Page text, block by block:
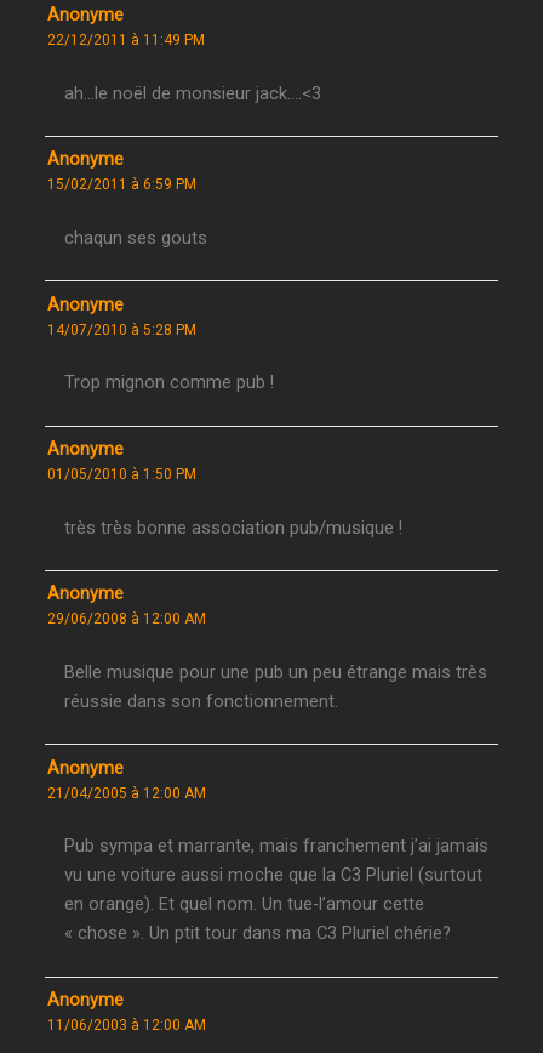
Anonyme
22/12/2011 à 11:49 PM
ah…le noël de monsieur jack….<3
Anonyme
15/02/2011 à 6:59 PM
chaqun ses gouts
Anonyme
14/07/2010 à 5:28 PM
Trop mignon comme pub !
Anonyme
01/05/2010 à 1:50 PM
très très bonne association pub/musique !
Anonyme
29/06/2008 à 12:00 AM
Belle musique pour une pub un peu étrange mais très
réussie dans son fonctionnement.
Anonyme
21/04/2005 à 12:00 AM
Pub sympa et marrante, mais franchement j’ai jamais
vu une voiture aussi moche que la C3 Pluriel (surtout
en orange). Et quel nom. Un tue-l’amour cette
« chose ». Un ptit tour dans ma C3 Pluriel chérie?
Anonyme
11/06/2003 à 12:00 AM